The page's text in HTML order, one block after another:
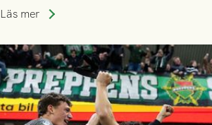
publiksnitt, ett lag med både kollektiv
Läs mer